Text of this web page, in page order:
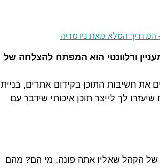
המדריך המלא מאת ניו מדיה
ורלוונטי הוא המפתח להצלחה של
את חשיבות התוכן בקידום אתרים, בניית
לך לייצר תוכן איכותי שידבר עם
של הקהל שאליו אתה פונה. מי הם? מהם